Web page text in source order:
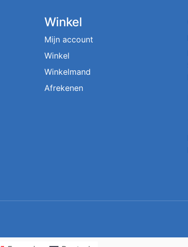
Winkel
Mijn account
Winkel
Winkelmand
Afrekenen